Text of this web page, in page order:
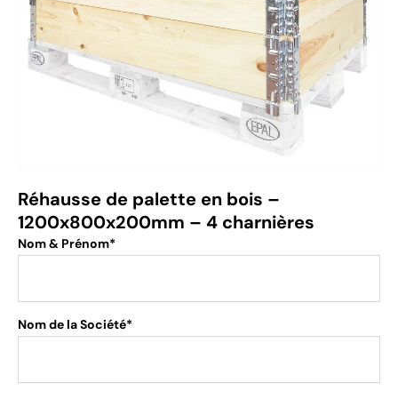
Réhausse de palette en bois –
1200x800x200mm – 4 charnières
Nom & Prénom*
Nom de la Société*